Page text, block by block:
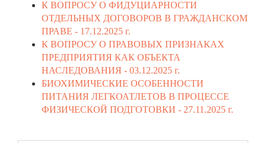
К ВОПРОСУ О ФИДУЦИАРНОСТИ
ОТДЕЛЬНЫХ ДОГОВОРОВ В ГРАЖДАНСКОМ
ПРАВЕ - 17.12.2025 г.
К ВОПРОСУ О ПРАВОВЫХ ПРИЗНАКАХ
ПРЕДПРИЯТИЯ КАК ОБЪЕКТА
НАСЛЕДОВАНИЯ - 03.12.2025 г.
БИОХИМИЧЕСКИЕ ОСОБЕННОСТИ
ПИТАНИЯ ЛЕГКОАТЛЕТОВ В ПРОЦЕССЕ
ФИЗИЧЕСКОЙ ПОДГОТОВКИ - 27.11.2025 г.